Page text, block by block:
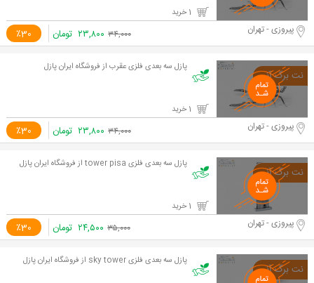
٪30 پیروزی - تهران ۳۴,۰۰۰ ۲۳,۸۰۰ تومان
پازل سه بعدی فلزی عقرب از فروشگاه ایران پازل
٪30 پیروزی - تهران ۳۴,۰۰۰ ۲۳,۸۰۰ تومان
پازل سه بعدی فلزی tower pisa از فروشگاه ایران پازل
٪30 پیروزی - تهران ۳۵,۰۰۰ ۲۴,۵۰۰ تومان
پازل سه بعدی فلزی sky tower از فروشگاه ایران پازل